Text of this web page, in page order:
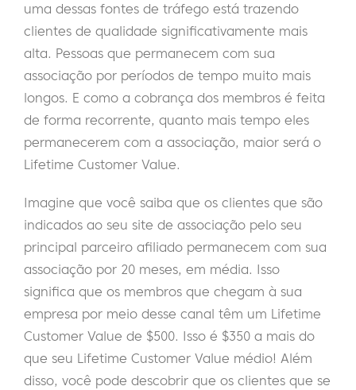
uma dessas fontes de tráfego está trazendo
clientes de qualidade significativamente mais
alta. Pessoas que permanecem com sua
associação por períodos de tempo muito mais
longos. E como a cobrança dos membros é feita
de forma recorrente, quanto mais tempo eles
permanecerem com a associação, maior será o
Lifetime Customer Value.
Imagine que você saiba que os clientes que são
indicados ao seu site de associação pelo seu
principal parceiro afiliado permanecem com sua
associação por 20 meses, em média. Isso
significa que os membros que chegam à sua
empresa por meio desse canal têm um Lifetime
Customer Value de $500. Isso é $350 a mais do
que seu Lifetime Customer Value médio! Além
disso, você pode descobrir que os clientes que se